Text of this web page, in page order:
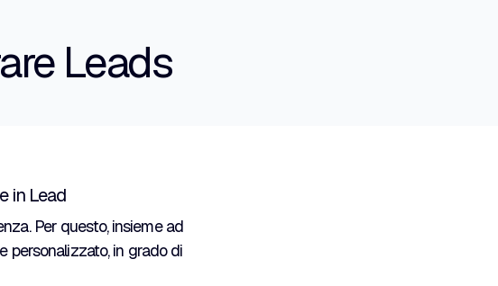
Leads
in Lead
Per questo, insieme ad
personalizzato, in grado di